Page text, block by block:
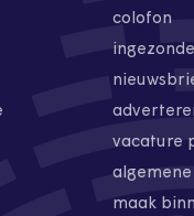
colofon
vacature
maak